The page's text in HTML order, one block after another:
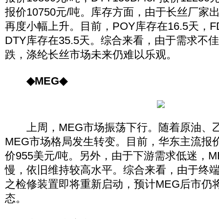
报价10750元/吨。库存方面，由于长丝厂家
再度小幅上升。目前，POY库存在16.5天，
DTY库存在35.5天。综合来看，由于需求不
跌，涤纶长丝市场未来仍难以乐观。
◆MEG◆
上周，MEG市场振荡下行。随着原油、
MEG市场格局发生转变。目前，华东主流报
价955美元/吨。另外，由于下游需求低迷，
慢，依旧维持较高水平。综合来看，由于终
之检修装置即将重新启动，预计MEG后市仍
态。